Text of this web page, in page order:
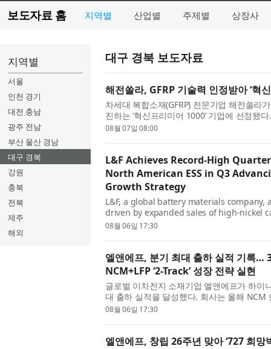
보도자료 홈 지역별 산업별 주제별 상장사
지역별
서울
인천 경기
대전 충남
광주 전남
부산 울산 경남
대구 경북
강원
충북
전북
제주
해외
대구 경북 보도자료
해전쏠라, GFRP 기술력 인정받아 ‘혁
차세대 복합소재(GFRP) 전문기업 해전쏠라
진하는 ‘혁신프리미어 1000’ 기업에 선정됐
이 높은 중소·중견기업을 발굴해 금융 ...
08월 07일 08:00
L&F Achieves Record-High
North American ESS in Q3
Growth Strategy
L&F, a global battery materials
driven by expanded sales of high-nickel
annual NCM shipments to significantly
08월 06일 17:30
엘앤에프, 분기 최대 출하 실적 기록…
NCM+LFP ‘2-Track’ 성장 전략 실현
글로벌 이차전지 소재기업 엘앤에프가 하이
대 출하 실적을 달성했다. 회사는 올해
로 전망했으며, 3분기부터는 북미 ESS...
08월 06일 17:30
엘앤에프, 창립 26주년 맞아 ‘727 희